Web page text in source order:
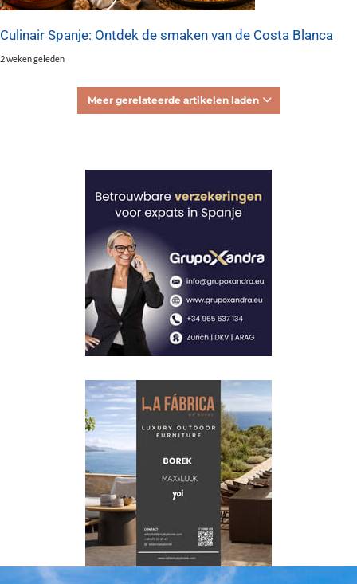
Culinair Spanje: Ontdek de smaken van de Costa Blanca
2 weken geleden
Meer gerelateerde artikelen laden